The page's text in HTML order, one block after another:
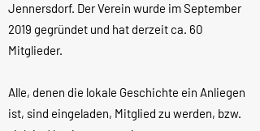
Jennersdorf. Der Verein wurde im September
2019 gegründet und hat derzeit ca. 60
Mitglieder.
Alle, denen die lokale Geschichte ein Anliegen
ist, sind eingeladen, Mitglied zu werden, bzw.